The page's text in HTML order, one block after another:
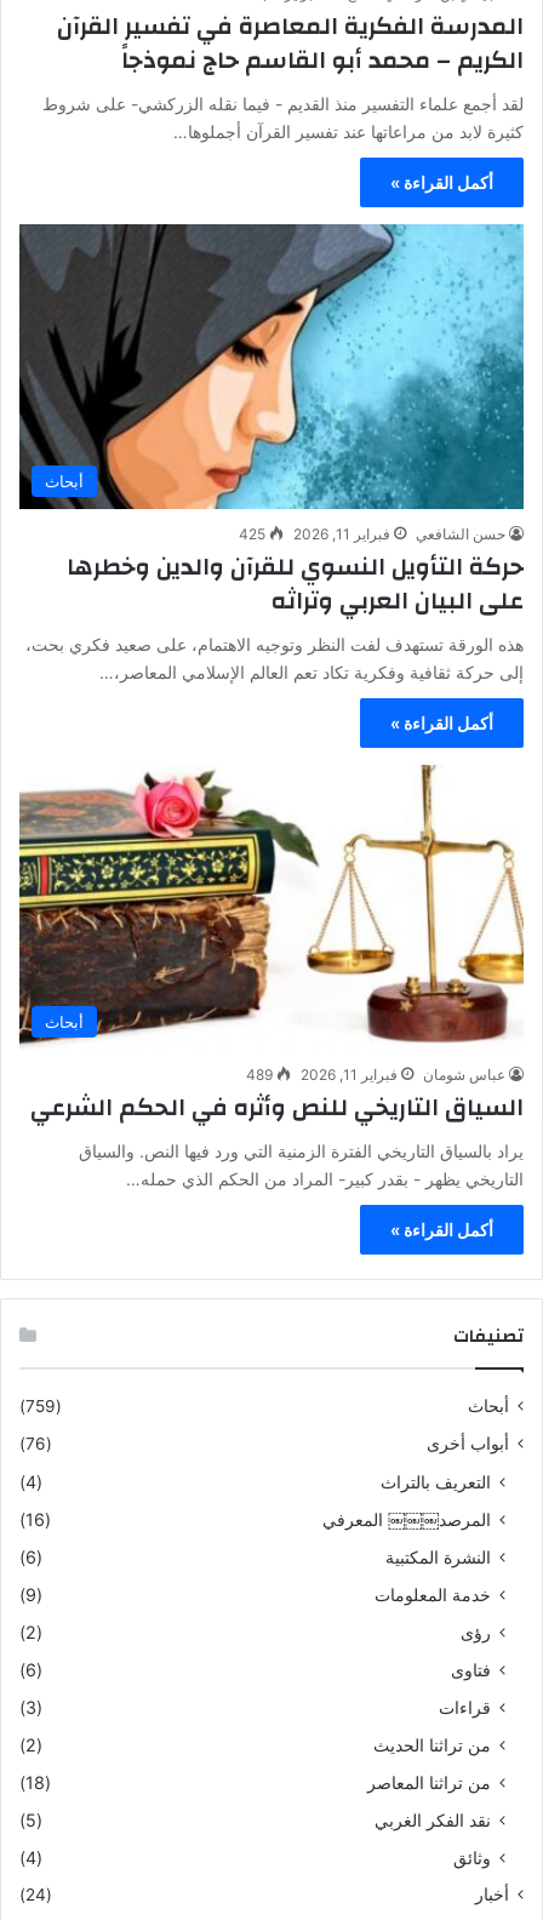
المدرسة الفكرية المعاصرة في تفسير القرآن
الكريم – محمد أبو القاسم حاج نموذجاً
لقد أجمع علماء التفسير منذ القديم - فيما نقله الزركشي- على شروط
كثيرة لابد من مراعاتها عند تفسير القرآن أجملوها…
أكمل القراءة »
أبحاث
حسن الشافعي فبراير 11, 2026 425
حركة التأويل النسوي للقرآن والدين وخطرها
على البيان العربي وتراثه
هذه الورقة تستهدف لفت النظر وتوجيه الاهتمام، على صعيد فكري بحت،
إلى حركة ثقافية وفكرية تكاد تعم العالم الإسلامي المعاصر،…
أكمل القراءة »
أبحاث
عباس شومان فبراير 11, 2026 489
السياق التاريخي للنص وأثره في الحكم الشرعي
يراد بالسياق التاريخي الفترة الزمنية التي ورد فيها النص. والسياق
التاريخي يظهر - بقدر كبير- المراد من الحكم الذي حمله…
أكمل القراءة »
تصنيفات
أبحاث
(759)
أبواب أخرى
(76)
التعريف بالتراث
(4)
المرصد￼￼￼ المعرفي
(16)
النشرة المكتبية
(6)
خدمة المعلومات
(9)
رؤى
(2)
فتاوى
(6)
قراءات
(3)
من تراثنا الحديث
(2)
من تراثنا المعاصر
(18)
نقد الفكر الغربي
(5)
وثائق
(4)
أخبار
(24)